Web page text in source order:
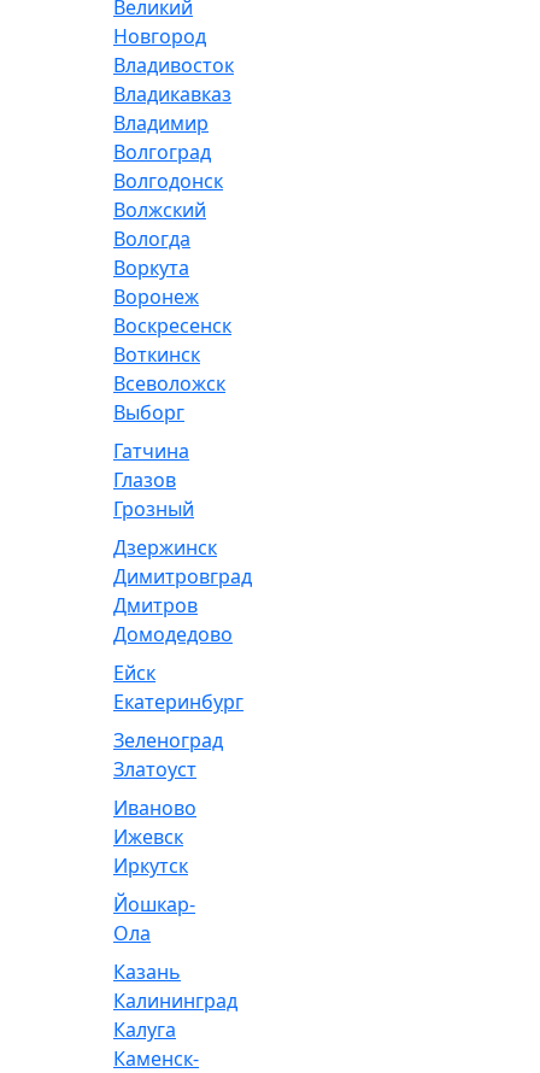
Великий
Новгород
Владивосток
Владикавказ
Владимир
Волгоград
Волгодонск
Волжский
Вологда
Воркута
Воронеж
Воскресенск
Воткинск
Всеволожск
Выборг
Гатчина
Глазов
Грозный
Дзержинск
Димитровград
Дмитров
Домодедово
Ейск
Екатеринбург
Зеленоград
Златоуст
Иваново
Ижевск
Иркутск
Йошкар-
Ола
Казань
Калининград
Калуга
Каменск-